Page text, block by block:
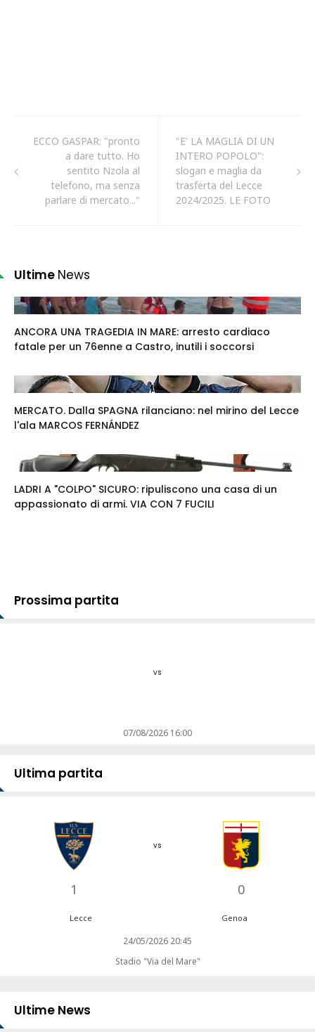
ECCO GASPAR: "pronto
a dare tutto. Ho
sentito Nzola al
telefono, ma senza
parlare di mercato..."
"E' LA MAGLIA DI UN
INTERO POPOLO":
slogan e maglia da
trasferta del Lecce
2024/2025. LE FOTO
Ultime News
ANCORA UNA TRAGEDIA IN MARE: arresto cardiaco
fatale per un 76enne a Castro, inutili i soccorsi
MERCATO. Dalla SPAGNA rilanciano: nel mirino del Lecce
l'ala MARCOS FERNÁNDEZ
LADRI A "COLPO" SICURO: ripuliscono una casa di un
appassionato di armi. VIA CON 7 FUCILI
Prossima partita
vs
07/08/2026 16:00
Ultima partita
1
vs
0
Lecce Genoa
24/05/2026 20:45
Stadio "Via del Mare"
Ultime News